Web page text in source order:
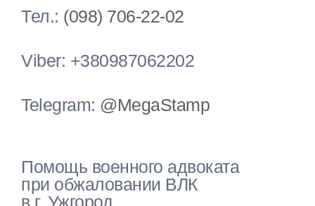
Тел.: (098) 706-22-02
Viber: +380987062202
Telegram: @MegaStamp
Помощь военного адвоката
при обжаловании ВЛК
в г. Ужгород